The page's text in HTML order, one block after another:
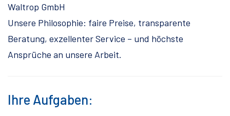
Waltrop GmbH
Unsere Philosophie: faire Preise, transparente
Beratung, exzellenter Service – und höchste
Ansprüche an unsere Arbeit.
Ihre Aufgaben: